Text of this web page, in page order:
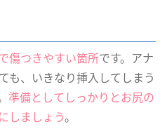
傷つきやすい箇所です。アナ
も、いきなり挿入してしまう
準備としてしっかりとお尻の
しましょう。